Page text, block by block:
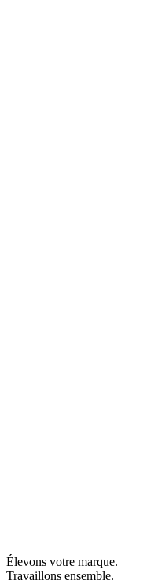
Élevons votre marque.
Travaillons ensemble.